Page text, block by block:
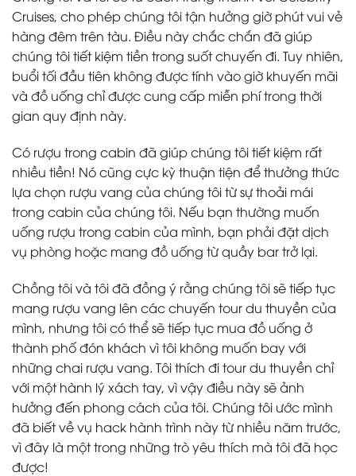
Cruises, cho phép chúng tôi tận hưởng giờ phút vui vẻ
hàng đêm trên tàu. Điều này chắc chắn đã giúp
chúng tôi tiết kiệm tiền trong suốt chuyến đi. Tuy nhiên,
buổi tối đầu tiên không được tính vào giờ khuyến mãi
và đồ uống chỉ được cung cấp miễn phí trong thời
gian quy định này.
Có rượu trong cabin đã giúp chúng tôi tiết kiệm rất
nhiều tiền! Nó cũng cực kỳ thuận tiện để thưởng thức
lựa chọn rượu vang của chúng tôi từ sự thoải mái
trong cabin của chúng tôi. Nếu bạn thường muốn
uống rượu trong cabin của mình, bạn phải đặt dịch
vụ phòng hoặc mang đồ uống từ quầy bar trở lại.
Chồng tôi và tôi đã đồng ý rằng chúng tôi sẽ tiếp tục
mang rượu vang lên các chuyến tour du thuyền của
mình, nhưng tôi có thể sẽ tiếp tục mua đồ uống ở
thành phố đón khách vì tôi không muốn bay với
những chai rượu vang. Tôi thích đi tour du thuyền chỉ
với một hành lý xách tay, vì vậy điều này sẽ ảnh
hưởng đến phong cách của tôi. Chúng tôi ước mình
đã biết về vụ hack hành trình này từ nhiều năm trước,
vì đây là một trong những trò yêu thích mà tôi đã học
được!